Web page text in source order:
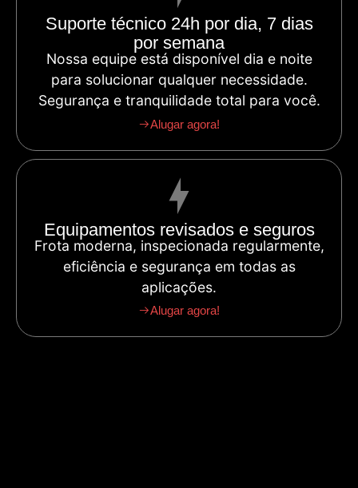
Suporte técnico 24h por dia, 7 dias
por semana
Nossa equipe está disponível dia e noite
para solucionar qualquer necessidade.
Segurança e tranquilidade total para você.
Alugar agora!
Equipamentos revisados e seguros
Frota moderna, inspecionada regularmente,
eficiência e segurança em todas as
aplicações.
Alugar agora!